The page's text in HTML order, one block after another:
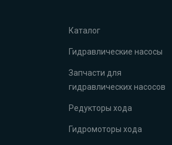
Каталог
Гидравлические насосы
Запчасти для
гидравлических насосов
Редукторы хода
Гидромоторы хода